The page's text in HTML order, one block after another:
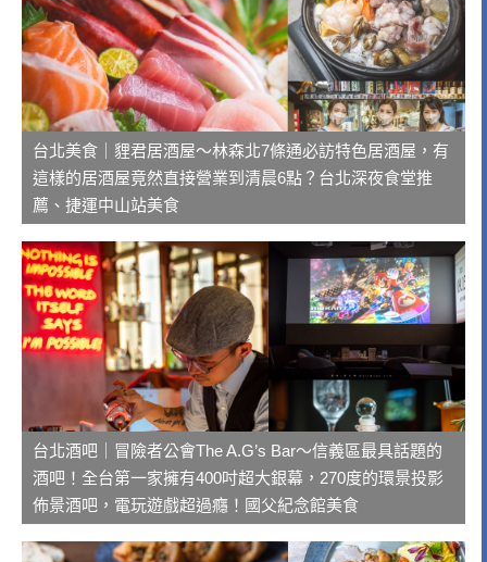
台北美食｜貍君居酒屋～林森北7條通必訪特色居酒屋，有
這樣的居酒屋竟然直接營業到清晨6點？台北深夜食堂推
薦、捷運中山站美食
台北酒吧｜冒險者公會The A.G’s Bar～信義區最具話題的
酒吧！全台第一家擁有400吋超大銀幕，270度的環景投影
佈景酒吧，電玩遊戲超過癮！國父紀念館美食